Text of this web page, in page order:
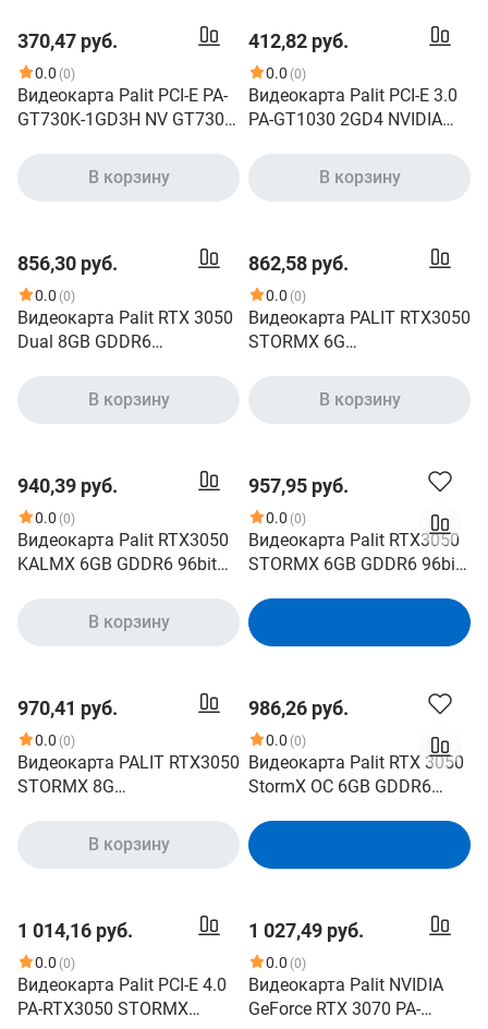
370,47 руб.
0.0 (0)
Видеокарта Palit PCI-E PA-
GT730K-1GD3H NV GT730
DVIx1/HDMIx1/CRTx1/HDC
P Ret NEAT7300HD46-
В корзину
412,82 руб.
0.0 (0)
Видеокарта Palit PCI-E 3.0
PA-GT1030 2GD4 NVIDIA
DDR4 1151/2100 DVIx1
HDMIx1 HDCP Ret low
В корзину
856,30 руб.
0.0 (0)
Видеокарта Palit RTX 3050
Dual 8GB GDDR6
NVIDIA GeForce RTX 3050,
PCI Express 4.0, 8GB
1хDisplayPort, 1хDVI, 115W,
6-pin X1, 2 Slot
В корзину
862,58 руб.
0.0 (0)
Видеокарта PALIT RTX3050
STORMX 6G
В корзину
940,39 руб.
0.0 (0)
Видеокарта Palit RTX3050
KALMX 6GB GDDR6 96bit
NE63050018JE-1070H
В корзину
957,95 руб.
0.0 (0)
Видеокарта Palit RTX3050
STORMX 6GB GDDR6 96bit
NE63050018JE-1072F
970,41 руб.
0.0 (0)
Видеокарта PALIT RTX3050
STORMX 8G
В корзину
986,26 руб.
0.0 (0)
Видеокарта Palit RTX 3050
StormX OC 6GB GDDR6
GeForce RTX 3050, PCI
Express 4.0, 6GB GDDR6,
1хDVI, 70W, PSU 300W, 2
Slot
1 014,16 руб.
0.0 (0)
Видеокарта Palit PCI-E 4.0
PA-RTX3050 STORMX
1 027,49 руб.
0.0 (0)
Видеокарта Palit NVIDIA
GeForce RTX 3070 PA-